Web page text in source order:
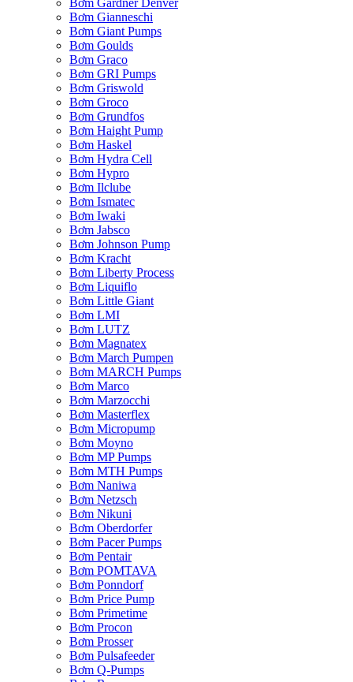
Bơm Gardner Denver
Bơm Gianneschi
Bơm Giant Pumps
Bơm Goulds
Bơm Graco
Bơm GRI Pumps
Bơm Griswold
Bơm Groco
Bơm Grundfos
Bơm Haight Pump
Bơm Haskel
Bơm Hydra Cell
Bơm Hypro
Bơm Ilclube
Bơm Ismatec
Bơm Iwaki
Bơm Jabsco
Bơm Johnson Pump
Bơm Kracht
Bơm Liberty Process
Bơm Liquiflo
Bơm Little Giant
Bơm LMI
Bơm LUTZ
Bơm Magnatex
Bơm March Pumpen
Bơm MARCH Pumps
Bơm Marco
Bơm Marzocchi
Bơm Masterflex
Bơm Micropump
Bơm Moyno
Bơm MP Pumps
Bơm MTH Pumps
Bơm Naniwa
Bơm Netzsch
Bơm Nikuni
Bơm Oberdorfer
Bơm Pacer Pumps
Bơm Pentair
Bơm POMTAVA
Bơm Ponndorf
Bơm Price Pump
Bơm Primetime
Bơm Procon
Bơm Prosser
Bơm Pulsafeeder
Bơm Q-Pumps